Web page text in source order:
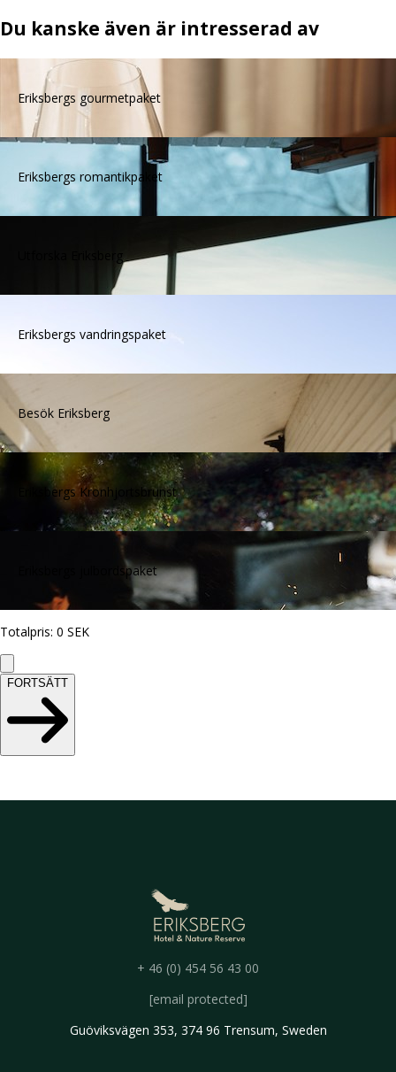
Du kanske även är intresserad av
Eriksbergs gourmetpaket
Eriksbergs romantikpaket
Utforska Eriksberg
Eriksbergs vandringspaket
Besök Eriksberg
Eriksbergs Kronhjortsbrunst
Eriksbergs julbordspaket
Totalpris: 0 SEK
FORTSÄTT
+ 46 (0) 454 56 43 00
[email protected]
Guöviksvägen 353, 374 96 Trensum, Sweden